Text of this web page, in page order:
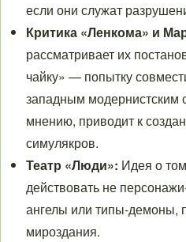
если они служат
Критика «Ленкома» и
рассматривает их
чайку» — попытку
западным модернистским
мнению, приводит к
симулякров.
Театр «Люди»: Идея о
действовать не
ангелы или типы-демоны,
мироздания.